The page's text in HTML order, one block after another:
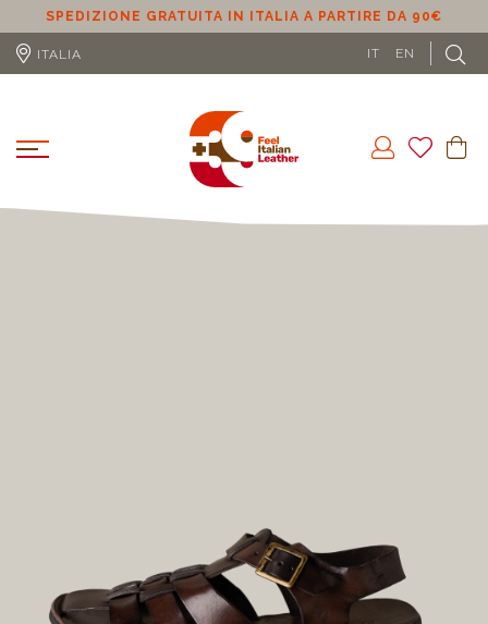
SPEDIZIONE GRATUITA IN ITALIA A PARTIRE DA 90€
ITALIA IT EN